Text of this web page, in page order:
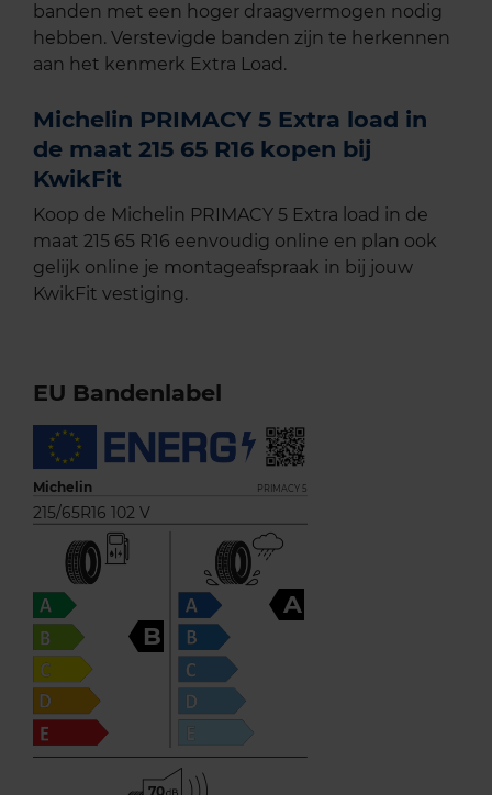
banden met een hoger draagvermogen nodig
hebben. Verstevigde banden zijn te herkennen
aan het kenmerk Extra Load.
Michelin PRIMACY 5 Extra load in
de maat 215 65 R16 kopen bij
KwikFit
Koop de Michelin PRIMACY 5 Extra load in de
maat 215 65 R16 eenvoudig online en plan ook
gelijk online je montageafspraak in bij jouw
KwikFit vestiging.
EU Bandenlabel
Michelin PRIMACY 5
215/65R16 102 V
B
A
70